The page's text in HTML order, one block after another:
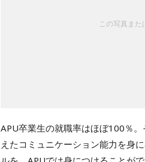
この写真ま
APU卒業生の就職率はほぼ100％
えたコミュニケーション能力を身